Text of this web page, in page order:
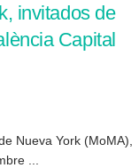
invitados de
Capital
Nueva York (MoMA),
...